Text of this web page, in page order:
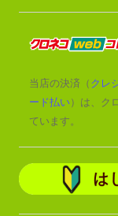
当店の決済（ クレ
ード払い）は、ク
ています。